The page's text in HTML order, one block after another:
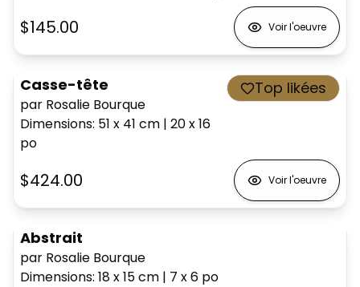
$145.00 Voir l'oeuvre
Casse-tête
par Rosalie Bourque
Dimensions: 51 x 41 cm | 20 x 16
po
Top likées
$424.00 Voir l'oeuvre
Abstrait
par Rosalie Bourque
Dimensions: 18 x 15cm | 7 x 6 po